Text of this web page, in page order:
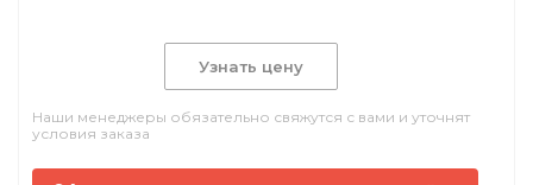
Узнать цену
Наши менеджеры обязательно свяжутся с вами и уточнят
условия заказа